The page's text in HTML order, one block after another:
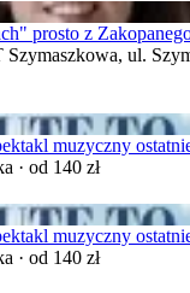
prosto z
ul.
muzyczny
· od 140 zł
muzyczny
· od 140 zł